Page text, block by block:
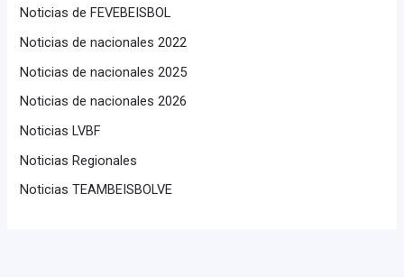
Noticias de FEVEBEISBOL
Noticias de nacionales 2022
Noticias de nacionales 2025
Noticias de nacionales 2026
Noticias LVBF
Noticias Regionales
Noticias TEAMBEISBOLVE